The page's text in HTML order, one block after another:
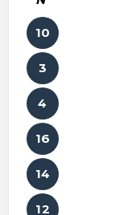
10
3
4
16
14
12